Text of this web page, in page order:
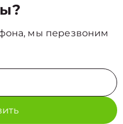
мы перезвоним